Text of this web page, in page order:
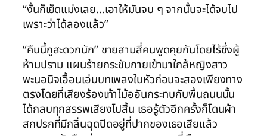
“งั้นก็เย็ดแม่งเลย…เอาให้มันจบ ๆ จากนั้นจะได้จบไป
เพราะว่าได้ลองแล้ว”
“คืนนี้กูสะดวกนัก” ชายสามสี่คนพูดคุยกันโดยไร้ซึ่งผู้
ห้ามปราม แผนร้ายกระชับกายเข้ามาใกล้หญิงสาว
พะนอนิจเอื้อนเอ่นบทเพลงในหัวก่อนจะสองเพียงทาง
ตรงโดยที่เสียงร้องเท้าไม้ออันกระทบกับพื้นถนนนั้น
ได้กลบทุกสรรพเสียงไปสิ้น เธอรู้ตัวอีกครั้งก็โดนผ้า
สกปรกที่มีกลิ่นฉุดปิดอยู่ที่ปากของเธอเสียแล้ว